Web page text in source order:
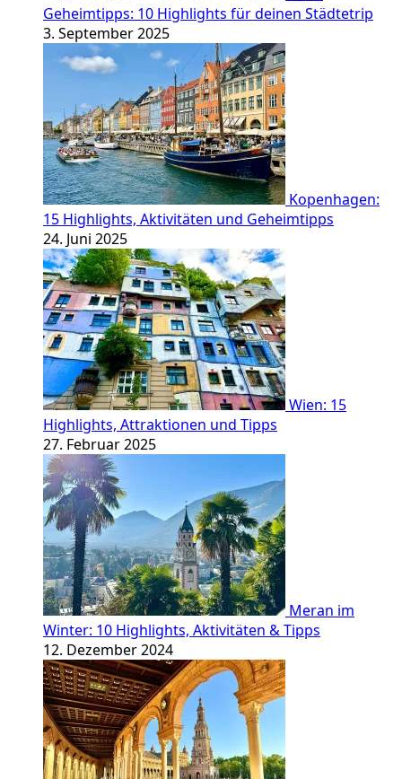
Geheimtipps: 10 Highlights für deinen Städtetrip
3. September 2025
Kopenhagen:
15 Highlights, Aktivitäten und Geheimtipps
24. Juni 2025
Wien: 15
Highlights, Attraktionen und Tipps
27. Februar 2025
Meran im
Winter: 10 Highlights, Aktivitäten & Tipps
12. Dezember 2024